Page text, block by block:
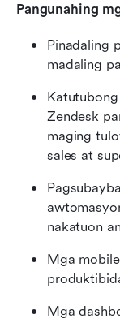
Pangunahing
Pinadaling
madaling
Zendesk
maging
sales at
nakatuon
Mga
Mga